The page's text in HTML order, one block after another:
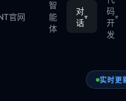
官网
智
能
体
对
话
▾
码
开
发
▾
实时更